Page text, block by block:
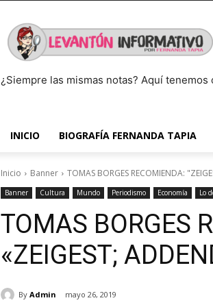
¿Siempre las mismas notas? Aquí tenemos
INICIO BIOGRAFÍA FERNANDA TAPIA
Inicio Banner TOMAS BORGES RECOMIENDA:
Banner Cultura Mundo Periodismo Economía Lo
TOMAS BORGES
«ZEIGEST;
By Admin mayo 26, 2019